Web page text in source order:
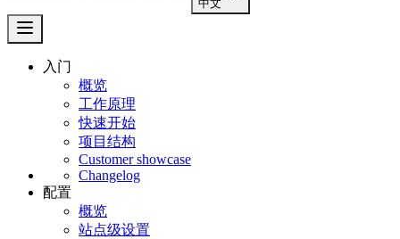
中文
入门
概览
工作原理
快速开始
项目结构
Customer showcase
Changelog
配置
概览
站点级设置